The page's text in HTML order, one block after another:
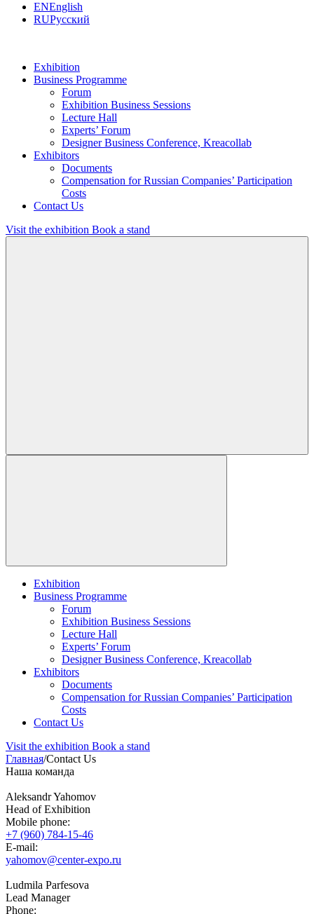
ENEnglish
RUРусский
Exhibition
Business Programme
Forum
Exhibition Business Sessions
Lecture Hall
Experts’ Forum
Designer Business Conference, Kreacollab
Exhibitors
Documents
Compensation for Russian Companies’ Participation
Costs
Contact Us
Visit the exhibition Book a stand
Exhibition
Business Programme
Forum
Exhibition Business Sessions
Lecture Hall
Experts’ Forum
Designer Business Conference, Kreacollab
Exhibitors
Documents
Compensation for Russian Companies’ Participation
Costs
Contact Us
Visit the exhibition Book a stand
Главная/Contact Us
Наша команда
Aleksandr Yahomov
Head of Exhibition
Mobile phone:
+7 (960) 784-15-46
E-mail:
yahomov@center-expo.ru
Ludmila Parfesova
Lead Manager
Phone: